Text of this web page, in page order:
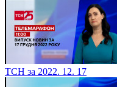
ТСН за 2022. 12. 17